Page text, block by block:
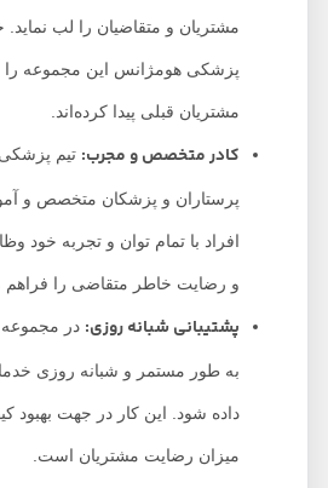
مشتریان و متقاضیان را لب نماید.
پزشکی هومژانس این مجموعه را از
مشتریان قبلی پیدا کرده‌اند.
کادر متخصص و مجرب:تیم پزشکی
پرستاران و پزشکان متخصص و
افراد با تمام توان و تجربه خود
و رضایت خاطر متقاضی را فراهم
پشتیبانی شبانه روزی:در مجموعه
به طور مستمر و شبانه روزی خدمات
داده شود. این کار در جهت بهبود
میزان رضایت مشتریان است.